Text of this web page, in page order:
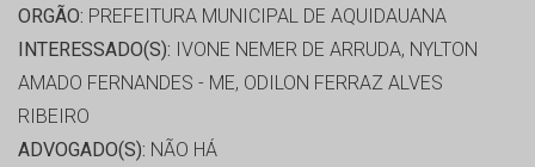
ORGÃO: PREFEITURA MUNICIPAL DE AQUIDAUANA
INTERESSADO(S): IVONE NEMER DE ARRUDA, NYLTON
AMADO FERNANDES - ME, ODILON FERRAZ ALVES
RIBEIRO
ADVOGADO(S): NÃO HÁ